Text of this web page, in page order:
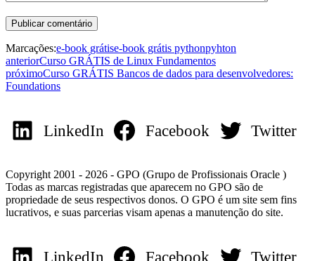
Marcações:e-book grátise-book grátis pythonpyhton
anteriorCurso GRÁTIS de Linux Fundamentos
próximoCurso GRÁTIS Bancos de dados para desenvolvedores:
Foundations
LinkedIn Facebook Twitter
Copyright 2001 - 2026 - GPO (Grupo de Profissionais Oracle )
Todas as marcas registradas que aparecem no GPO são de
propriedade de seus respectivos donos. O GPO é um site sem fins
lucrativos, e suas parcerias visam apenas a manutenção do site.
LinkedIn Facebook Twitter